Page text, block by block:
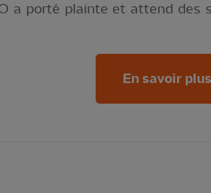
a porté plainte et attend des
En savoir plus